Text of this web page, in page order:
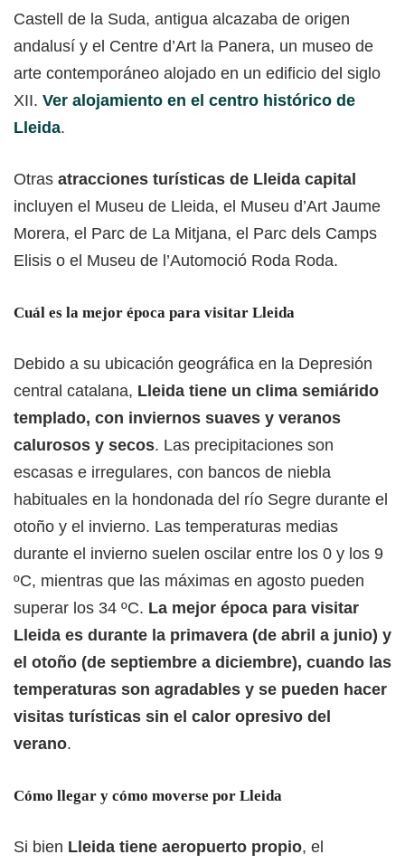
Castell de la Suda, antigua alcazaba de origen
andalusí y el Centre d’Art la Panera, un museo de
arte contemporáneo alojado en un edificio del siglo
XII. Ver alojamiento en el centro histórico de
Lleida.
Otras atracciones turísticas de Lleida capital
incluyen el Museu de Lleida, el Museu d’Art Jaume
Morera, el Parc de La Mitjana, el Parc dels Camps
Elisis o el Museu de l’Automoció Roda Roda.
Cuál es la mejor época para visitar Lleida
Debido a su ubicación geográfica en la Depresión
central catalana, Lleida tiene un clima semiárido
templado, con inviernos suaves y veranos
calurosos y secos. Las precipitaciones son
escasas e irregulares, con bancos de niebla
habituales en la hondonada del río Segre durante el
otoño y el invierno. Las temperaturas medias
durante el invierno suelen oscilar entre los 0 y los 9
ºC, mientras que las máximas en agosto pueden
superar los 34 ºC. La mejor época para visitar
Lleida es durante la primavera (de abril a junio) y
el otoño (de septiembre a diciembre), cuando las
temperaturas son agradables y se pueden hacer
visitas turísticas sin el calor opresivo del
verano.
Cómo llegar y cómo moverse por Lleida
Si bien Lleida tiene aeropuerto propio, el